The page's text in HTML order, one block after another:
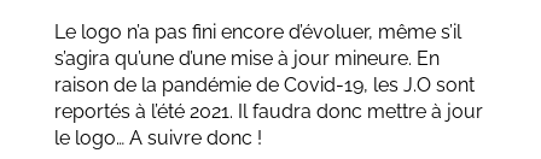
Le logo n’a pas fini encore d’évoluer, même s’il
s’agira qu’une d’une mise à jour mineure. En
raison de la pandémie de Covid-19, les J.O sont
reportés à l’été 2021. Il faudra donc mettre à jour
le logo… A suivre donc !